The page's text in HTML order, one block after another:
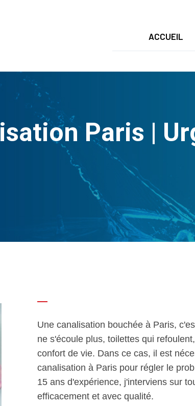
ACCUEIL
Paris |
Une canalisation bouchée à Paris,
ne s'écoule plus, toilettes qui
confort de vie. Dans ce cas, il est
canalisation à Paris pour régler le
15 ans d'expérience, j'interviens sur
efficacement et avec qualité.